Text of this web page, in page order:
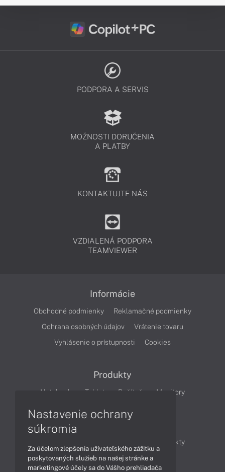
PODPORA A SERVIS
MOŽNOSTI DORUČENIA
A PLATBY
KONTAKTUJTE NÁS
VZDIALENÁ PODPORA
TEAMVIEWER
Informácie
Obchodné podmienky
Reklamačné podmienky
Ochrana osobných údajov
Vrátenie tovaru
Vyhlásenie o prístupnosti
Cookies
Produkty
Notebooky Tablety Počítače Monitory
Produkty
Technológie
Videá
Nastavenie ochrany
súkromia
Za účelom zlepšenia užívateľského zážitku a
poskytovaných služieb na našej stránke a
marketingové účely sa do Vášho prehliadača